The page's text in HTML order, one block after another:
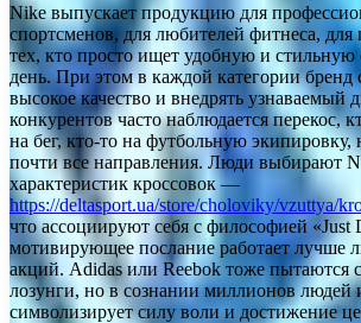
Nike выпускает продукцию для
спортсменов, для любителей фитнеса, для
тех, кто просто ищет удобную и
день. При этом в каждой категории бренд
высокое качество и внедрять узнаваемый
конкурентов часто наблюдается перекос,
на бег, кто-то на футбольную экипировку,
почти все направления. Люди выбирают
характеристик кроссовок —
https://deltasport.ua/store/choloviky/vzuttya/
что ассоциируют себя с философией «Just
мотивирующее послание работает лучше
акций. Adidas или Reebok тоже пытаются
лозунги, но в сознании миллионов людей
символизирует силу воли и достижение